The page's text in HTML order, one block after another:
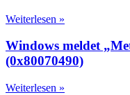
Weiterlesen »
Windows meldet
(0x80070490)
Weiterlesen »